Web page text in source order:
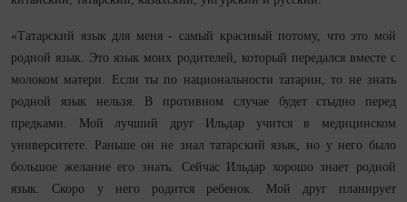
«Татарский язык для меня - самый красивый потому, что это мой
родной язык. Это язык моих родителей, который передался вместе с
молоком матери. Если ты по национальности татарин, то не знать
родной язык нельзя. В противном случае будет стыдно перед
предками. Мой лучший друг Ильдар учится в медицинском
университете. Раньше он не знал татарский язык, но у него было
большое желание его знать. Сейчас Ильдар хорошо знает родной
язык. Скоро у него родится ребенок. Мой друг планирует